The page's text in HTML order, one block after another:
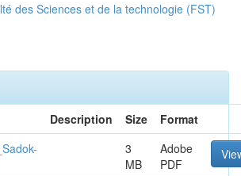
des Sciences et de la technologie (FST)
Description Size
Format
3
MB
Adobe
PDF